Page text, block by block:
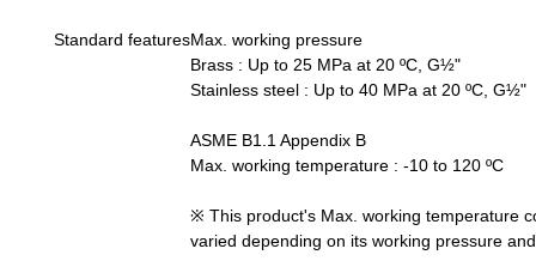
Standard featuresMax. working pressure
Brass : Up to 25 MPa at 20 ºC, G½"
Stainless steel : Up to 40 MPa at 20 ºC, G½"
ASME B1.1 Appendix B
Max. working temperature : -10 to 120 ºC
※ This product's Max. working temperature
varied depending on its working pressure